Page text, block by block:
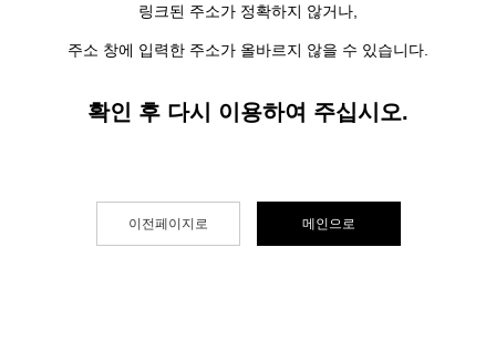
링크된 주소가 정확하지 않거나,
주소 창에 입력한 주소가 올바르지 않을 수 있습니다.
확인 후 다시 이용하여 주십시오.
이전페이지로 메인으로